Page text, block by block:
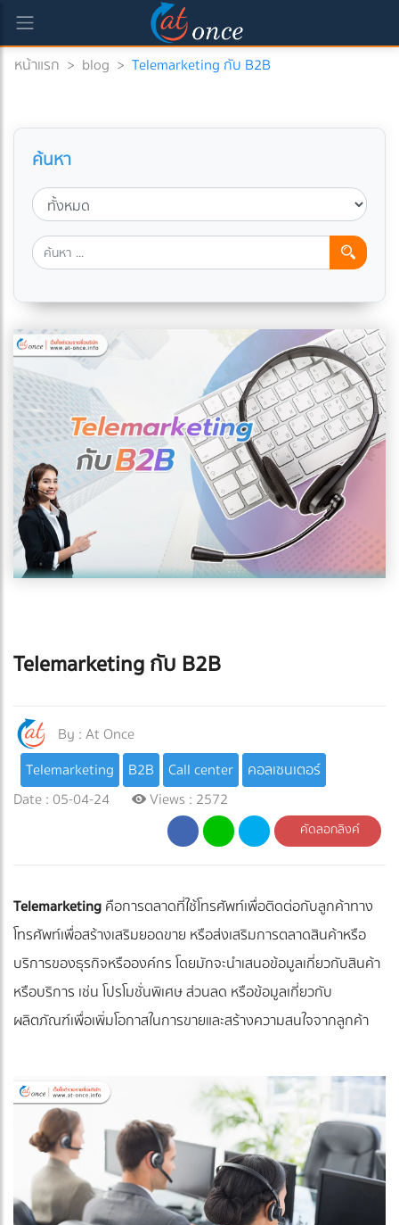
หน้าแรก > blog > Telemarketing กับ B2B
ค้นหา
Telemarketing กับ B2B
By :At Once
Telemarketing
B2B Call center
คอลเซนเตอร์
Date : 05-04-24
Views : 2572
คัดลอกลิงค์
Telemarketingคือการตลาดที่ใช้โทรศัพท์เพื่อติดต่อกับลูกค้าทาง
โทรศัพท์เพื่อสร้างเสริมยอดขาย หรือส่งเสริมการตลาดสินค้าหรือ
บริการของธุรกิจหรือองค์กร โดยมักจะนำเสนอข้อมูลเกี่ยวกับสินค้า
หรือบริการ เช่น โปรโมชั่นพิเศษ ส่วนลด หรือข้อมูลเกี่ยวกับ
ผลิตภัณฑ์เพื่อเพิ่มโอกาสในการขายและสร้างความสนใจจากลูกค้า